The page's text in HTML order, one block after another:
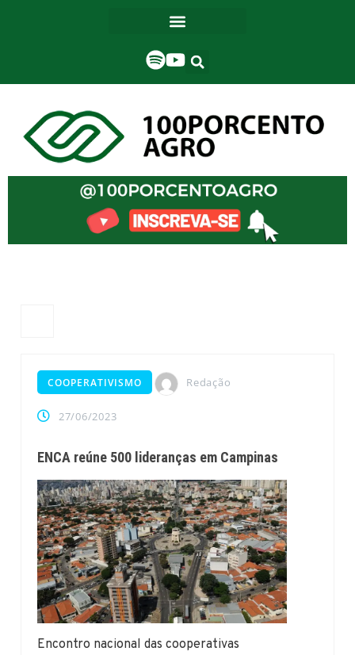
COOPERATIVISMO Redação
27/06/2023
ENCA reúne 500 lideranças em Campinas
Encontro nacional das cooperativas